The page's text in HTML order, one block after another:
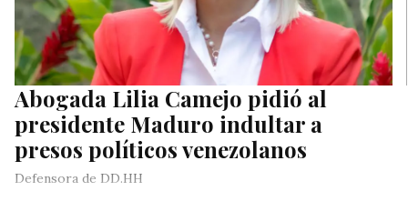
Abogada Lilia Camejo pidió al
presidente Maduro indultar a
presos políticos venezolanos
Defensora de DD.HH